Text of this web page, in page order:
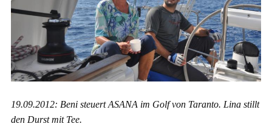
19.09.2012: Beni steuert ASANA im Golf von Taranto. Lina stillt
den Durst mit Tee.